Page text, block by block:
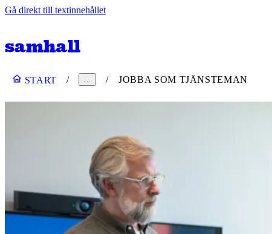
Gå direkt till textinnehållet
START … JOBBA SOM TJÄNSTEMAN